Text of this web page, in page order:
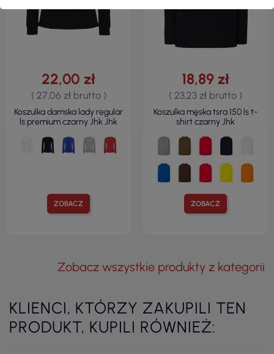
ZOBACZ
22,00 zł
( 27,06 zł brutto )
Koszulka damska lady regular
ls premium czarny Jhk Jhk
ZOBACZ
18,89 zł
( 23,23 zł brutto )
Koszulka męska tsra 150 ls t-
shirt czarny Jhk
Zobacz wszystkie produkty z kategorii
KLIENCI, KTÓRZY ZAKUPILI TEN
PRODUKT, KUPILI RÓWNIEŻ: